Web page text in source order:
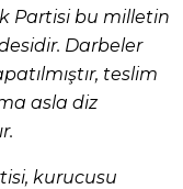
Partisi bu milletin
Darbeler
teslim
asla diz
kurucusu